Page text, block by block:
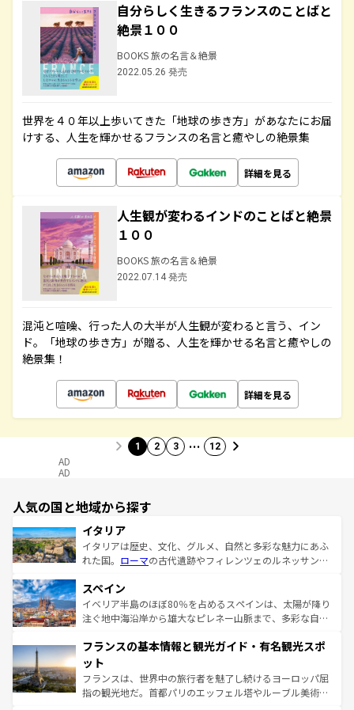
自分らしく生きるフランスのことばと
絶景１００
BOOKS 旅の名言＆絶景
2022.05.26 発売
世界を４０年以上歩いてきた「地球の歩き方」があなたにお届
けする、人生を輝かせるフランスの名言と癒やしの絶景集
詳細を見る
人生観が変わるインドのことばと絶景
１００
BOOKS 旅の名言＆絶景
2022.07.14 発売
混沌と喧噪、行った人の大半が人生観が変わると言う、イン
ド。「地球の歩き方」が贈る、人生を輝かせる名言と癒やしの
絶景集！
詳細を見る
1 2 3 … 12
AD
AD
人気の国と地域から探す
イタリア
イタリアは歴史、文化、グルメ、自然と多彩な魅力にあふ
れた国。 ローマの古代遺跡やフィレンツェのルネッサンス
ろん、トスカーナの美しい田園風景やアマルフィ海岸の絶
景など、自然景観も見逃せない。観光の合間には、本場の
ピザやパスタなど、絶品のイタリア料理を堪能することも
ませてくれるイタリアで、忘れられない旅をしてみよう！
なお、新着のイタリア情報は
しい。
スペイン
イベリア半島のほぼ80％を占めるスペインは、太陽が降り
注ぐ地中海沿岸から雄大なピレネー山脈まで、多彩な自然
文化が根付くこの国では、情熱的なフラメンコ、熱気あふ
れる闘牛、そして美味しいタパスが生活の一部となってい
る。首都マドリードの洗練された雰囲気や、バルセロナの
アートに溢れた街角から、地方では古代ローマ遺跡や中世
フランスの基本情報と観光ガイド・有名観光スポ
ット
フランスは、世界中の旅行者を魅了し続けるヨーロッパ屈
指の観光地だ。首都パリのエッフェル塔やルーブル美術館